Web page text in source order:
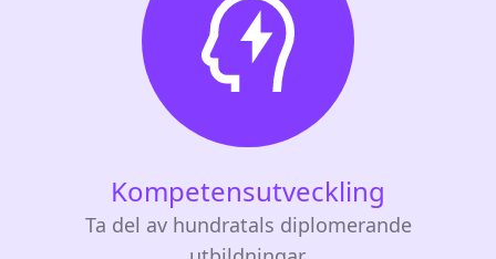
Kompetensutveckling
Ta del av hundratals diplomerande